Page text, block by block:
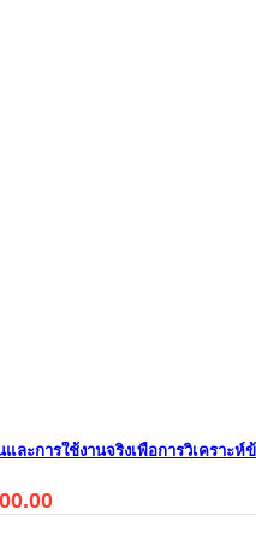
ละการใช้งานจริงเพื่อการวิเคราะห์